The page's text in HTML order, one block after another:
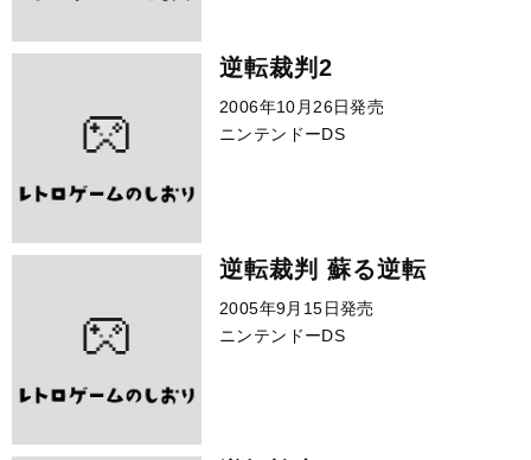
逆転裁判2
2006年10月26日発売
ニンテンドーDS
逆転裁判 蘇る逆転
2005年9月15日発売
ニンテンドーDS